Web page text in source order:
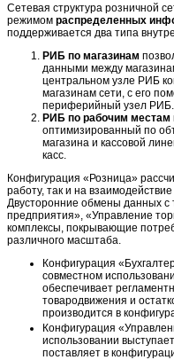
Сетевая структура розничной
режимом распределенных
поддерживается два типа
РИБ по магазинам
данными между
центральном узле РИБ
магазинам сети, с его
периферийный узел РИБ.
РИБ по рабочим местам
оптимизированный по
магазина и кассовой
касс.
Конфигурация «Розница»
работу, так и на
Двусторонние обмены данных с
предприятия», «Управление
комплексы, покрывающие
различного масштаба.
Конфигурация
совместном
обеспечивает
товародвижения и
производится в
Конфигурация
использовании
поставляет в